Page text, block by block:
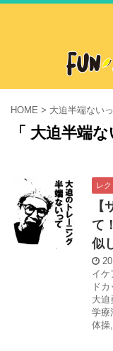
HOME > 大迫半端ない
「 大迫半端
レ
て
似
イケ
ド
大迫
学療
体操,